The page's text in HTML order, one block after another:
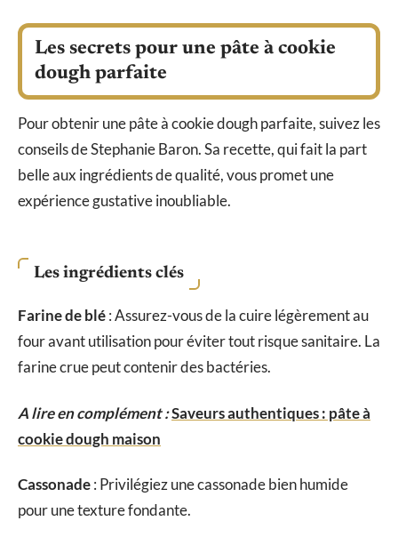
Les secrets pour une pâte à cookie
dough parfaite
Pour obtenir une pâte à cookie dough parfaite, suivez les
conseils de Stephanie Baron. Sa recette, qui fait la part
belle aux ingrédients de qualité, vous promet une
expérience gustative inoubliable.
Les ingrédients clés
Farine de blé: Assurez-vous de la cuire légèrement au
four avant utilisation pour éviter tout risque sanitaire. La
farine crue peut contenir des bactéries.
A lire en complément :Saveurs authentiques : pâte à
cookie dough maison
Cassonade: Privilégiez une cassonade bien humide
pour une texture fondante.